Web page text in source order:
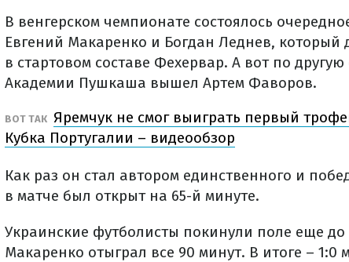
В венгерском чемпионате состоялось
Евгений Макаренко и Богдан Леднев,
в стартовом составе Фехервар. А вот по
Академии Пушкаша вышел Артем Фаворов.
ВОТ ТАК Яремчук не смог выиграть первый
Кубка Португалии – видеообзор
Как раз он стал автором единственного и
в матче был открыт на 65-й минуте.
Украинские футболисты покинули поле еще
Макаренко отыграл все 90 минут. В итоге –